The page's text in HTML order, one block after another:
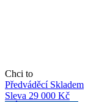
Chci to
Předváděcí Skladem
Sleva 29 000 Kč